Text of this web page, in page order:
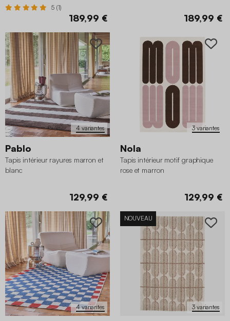
5 (1)
189,99 € 189,99 €
4 variantes
Pablo
Tapis intérieur rayures marron et
blanc
129,99 €
3 variantes
Nola
Tapis intérieur motif graphique
rose et marron
129,99 €
4 variantes 3 variantes
NOUVEAU